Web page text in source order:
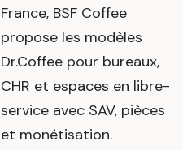
France, BSF Coffee
propose les modèles
Dr.Coffee pour bureaux,
CHR et espaces en libre-
service avec SAV, pièces
et monétisation.